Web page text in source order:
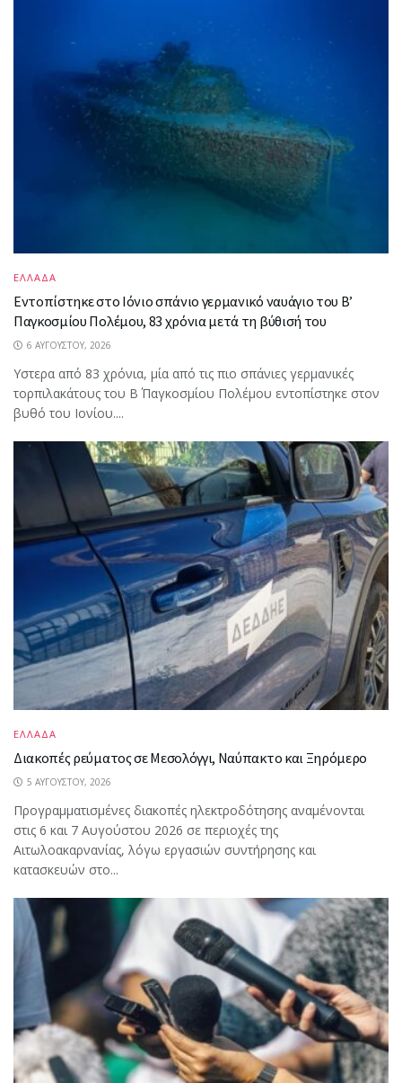
ΕΛΛΑΔΑ
Εντοπίστηκε στο Ιόνιο σπάνιο γερμανικό ναυάγιο του Β’
Παγκοσμίου Πολέμου, 83 χρόνια μετά τη βύθισή του
6 ΑΥΓΟΎΣΤΟΥ, 2026
Υστερα από 83 χρόνια, μία από τις πιο σπάνιες γερμανικές
τορπιλακάτους του Β΄ Παγκοσμίου Πολέμου εντοπίστηκε στον
βυθό του Ιονίου....
ΕΛΛΑΔΑ
Διακοπές ρεύματος σε Μεσολόγγι, Ναύπακτο και Ξηρόμερο
5 ΑΥΓΟΎΣΤΟΥ, 2026
Προγραμματισμένες διακοπές ηλεκτροδότησης αναμένονται
στις 6 και 7 Αυγούστου 2026 σε περιοχές της
Αιτωλοακαρνανίας, λόγω εργασιών συντήρησης και
κατασκευών στο...